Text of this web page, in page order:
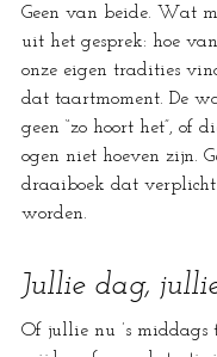
Geen van beide. Wat
uit het gesprek: hoe
onze eigen tradities
dat taartmoment. De
geen “zo hoort het”, of
ogen niet hoeven zijn.
draaiboek dat
worden.
Jullie dag,
Of jullie nu ’s